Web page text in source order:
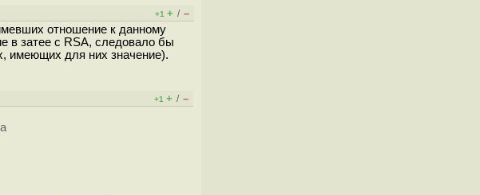
+1 + / –
отношение к данному
в затее с RSA, следовало бы
имеющих для них значение).
+1 + / –